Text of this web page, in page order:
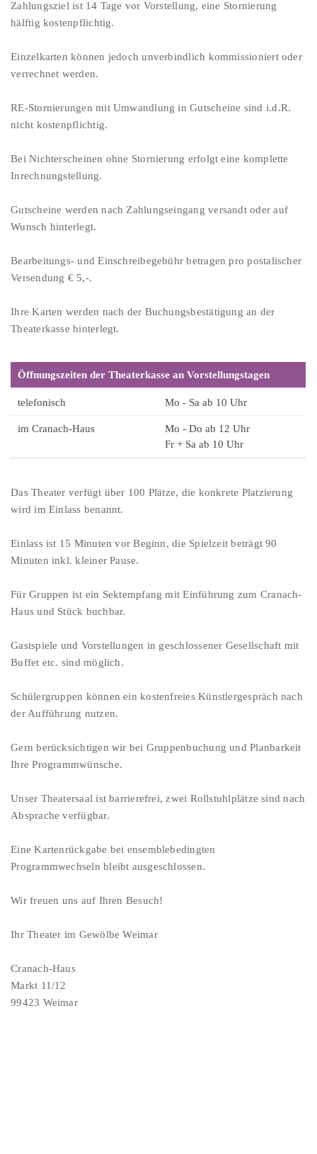
Zahlungsziel ist 14 Tage vor Vorstellung, eine Stornierung
hälftig kostenpflichtig.
Einzelkarten können jedoch unverbindlich kommissioniert oder
verrechnet werden.
RE-Stornierungen mit Umwandlung in Gutscheine sind i.d.R.
nicht kostenpflichtig.
Bei Nichterscheinen ohne Stornierung erfolgt eine komplette
Inrechnungstellung.
Gutscheine werden nach Zahlungseingang versandt oder auf
Wunsch hinterlegt.
Bearbeitungs- und Einschreibegebühr betragen pro postalischer
Versendung € 5,-.
Ihre Karten werden nach der Buchungsbestätigung an der
Theaterkasse hinterlegt.
Öffnungszeiten der Theaterkasse an Vorstellungstagen
telefonisch Mo - Sa ab 10 Uhr
im Cranach-Haus
Mo - Do ab 12 Uhr
Fr + Sa ab 10 Uhr
Das Theater verfügt über 100 Plätze, die konkrete Platzierung
wird im Einlass benannt.
Einlass ist 15 Minuten vor Beginn, die Spielzeit beträgt 90
Minuten inkl. kleiner Pause.
Für Gruppen ist ein Sektempfang mit Einführung zum Cranach-
Haus und Stück buchbar.
Gastspiele und Vorstellungen in geschlossener Gesellschaft mit
Buffet etc. sind möglich.
Schülergruppen können ein kostenfreies Künstlergespräch nach
der Aufführung nutzen.
Gern berücksichtigen wir bei Gruppenbuchung und Planbarkeit
Ihre Programmwünsche.
Unser Theatersaal ist barrierefrei, zwei Rollstuhlplätze sind nach
Absprache verfügbar.
Eine Kartenrückgabe bei ensemblebedingten
Programmwechseln bleibt ausgeschlossen.
Wir freuen uns auf Ihren Besuch!
Ihr Theater im Gewölbe Weimar
Cranach-Haus
Markt 11/12
99423 Weimar